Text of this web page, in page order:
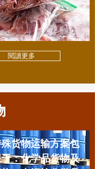
閱讀更多
货物运输方案包
：化学品货物及